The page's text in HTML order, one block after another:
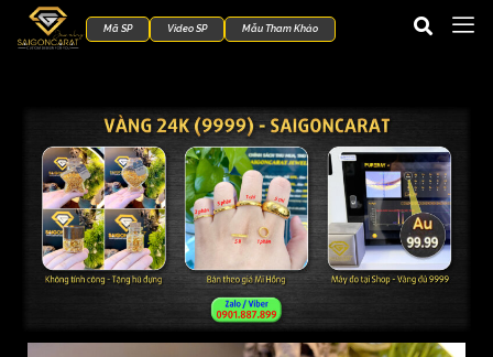
Mã SP Video SP Mẫu Tham Khảo